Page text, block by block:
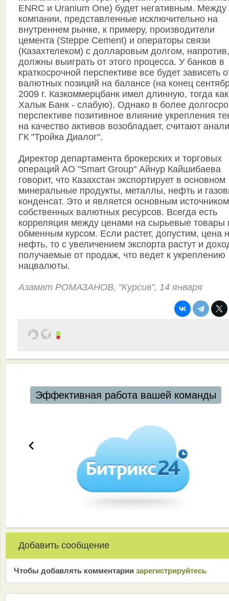
ENRC и Uranium One) будет негативным. Между
компании, представленные исключительно на
внутреннем рынке, к примеру, производители
цемента (Steppe Cement) и операторы связи
(Казахтелеком) с долларовым долгом, напротив,
должны выиграть от этого процесса. У банков в
краткосрочной перспективе все будет зависеть
валютных позиций на балансе (на конец
2009 г. Казкоммерцбанк имел длинную, тогда как
Халык Банк - слабую). Однако в более
перспективе позитивное влияние укрепления
на качество активов возобладает, считают
ГК "Тройка Диалог".
Директор департамента брокерских и торговых
операций АО "Smart Group" Айнур Кайшибаева
говорит, что Казахстан экспортирует в основном
минеральные продукты, металлы, нефть и
конденсат. Это и является основным источником
собственных валютных ресурсов. Всегда есть
корреляция между ценами на сырьевые товары
обменным курсом. Если растет, допустим, цена
нефть, то с увеличением экспорта растут и
получаемые от продаж, что ведет к укреплению
нацвалюты.
Азамат РОМАЗАНОВ, "Курсив", 14 января
Эффективная работа вашей команды
Добавить сообщение
Чтобы добавлять комментарии зарeгиcтрирyйтeсь